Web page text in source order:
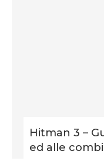
Hitman 3 –
ed alle